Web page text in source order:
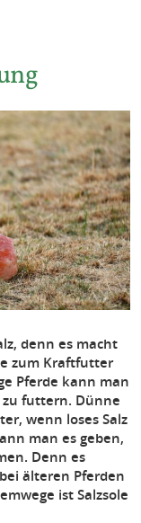
denn es macht
zum Kraftfutter
Pferde kann man
futtern. Dünne
wenn loses Salz
man es geben,
Denn es
älteren Pferden
ist Salzsole